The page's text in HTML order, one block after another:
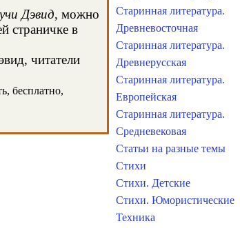
Дэвид, можно
страничке в
читатели
бесплатно,
Старинная литература.
Древневосточная
Старинная литература.
Древнерусская
Старинная литература.
Европейская
Старинная литература.
Средневековая
Статьи на разные темы
Стихи
Стихи. Детские
Стихи. Юмористические
Техника